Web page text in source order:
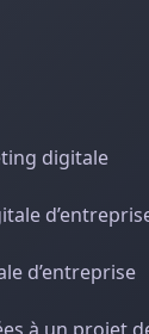
digitale
d’entreprise